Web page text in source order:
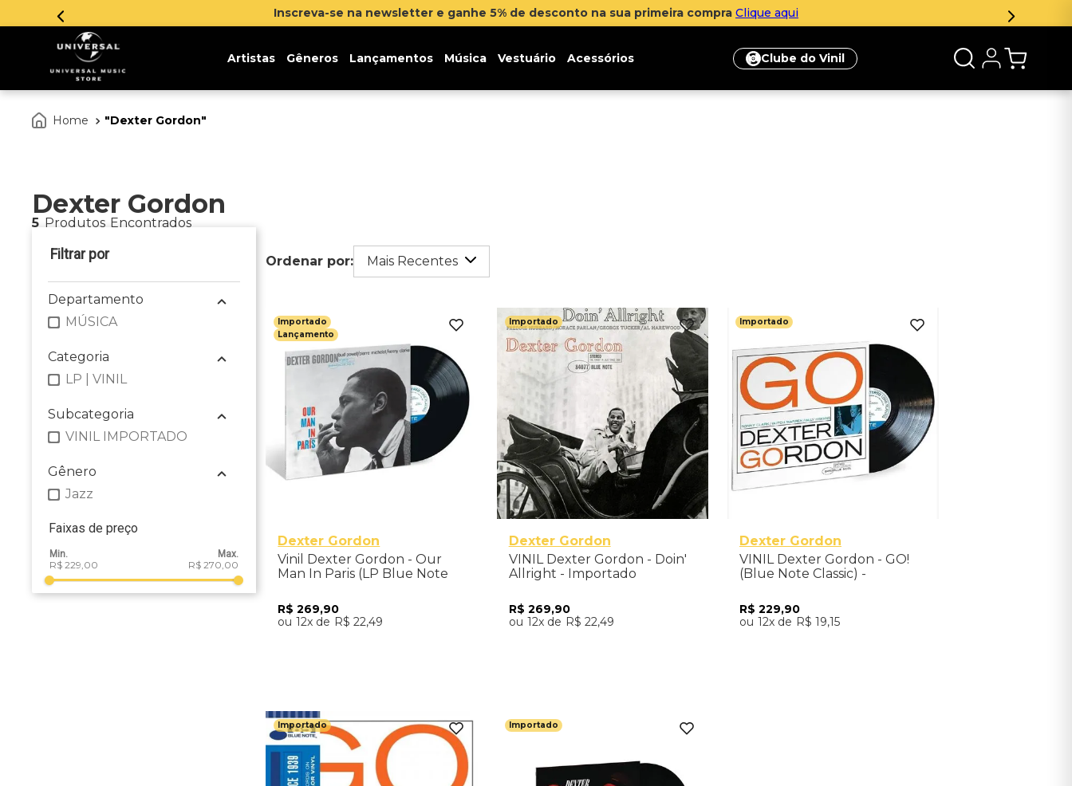
Inscreva-se na newsletter e ganhe 5% de desconto na sua primeira compra Clique aqui
Artistas Gêneros Lançamentos Música Vestuário Acessórios Clube do Vinil
Dexter Gordon
Dexter Gordon
5 Produtos
Departamento
MÚSICA
Categoria
LP | VINIL
Subcategoria
VINIL IMPORTADO
Gênero
Jazz
Faixas de preço
R$ 229,00 R$ 270,00
Mais Recentes
Importado
Lançamento
Dexter Gordon
Vinil Dexter Gordon - Our
Man In Paris (LP Blue Note
R$ 269,90
12
R$ 22,49
Importado
Dexter Gordon
VINIL Dexter Gordon - Doin'
Allright - Importado
R$ 269,90
12
R$ 22,49
Importado
Dexter Gordon
VINIL Dexter Gordon - GO!
(Blue Note Classic) -
R$ 229,90
12
R$ 19,15
Importado Importado